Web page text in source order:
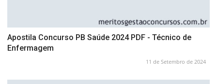
Apostila Concurso PB Saúde 2024 PDF - Técnico de
Enfermagem
11 de Setembro de 2024